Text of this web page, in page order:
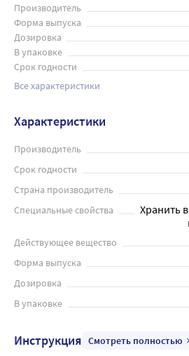
Производитель
Форма выпуска
Дозировка
В упаковке
Срок годности
Все характеристики
Характеристики
Производитель
Срок годности
Страна производитель
Специальные свойства
Хранить
Действующее вещество
Форма выпуска
Дозировка
В упаковке
Инструкция Смотреть полностью